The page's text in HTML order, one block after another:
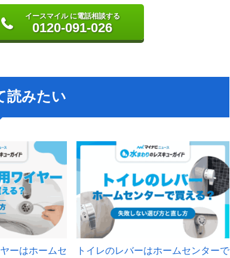
イースマイル に電話相談する
0120-091-026
読みたい
ーはホームセ
トイレのレバーはホームセンターで